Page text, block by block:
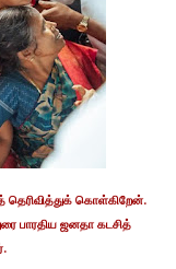
தெரிவித்துக் கொள்கிறேன்.
பாரதிய ஜனதா கடசித்